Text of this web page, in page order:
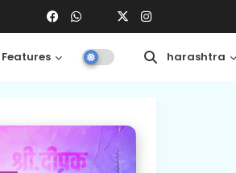
Features Central Maharashtra